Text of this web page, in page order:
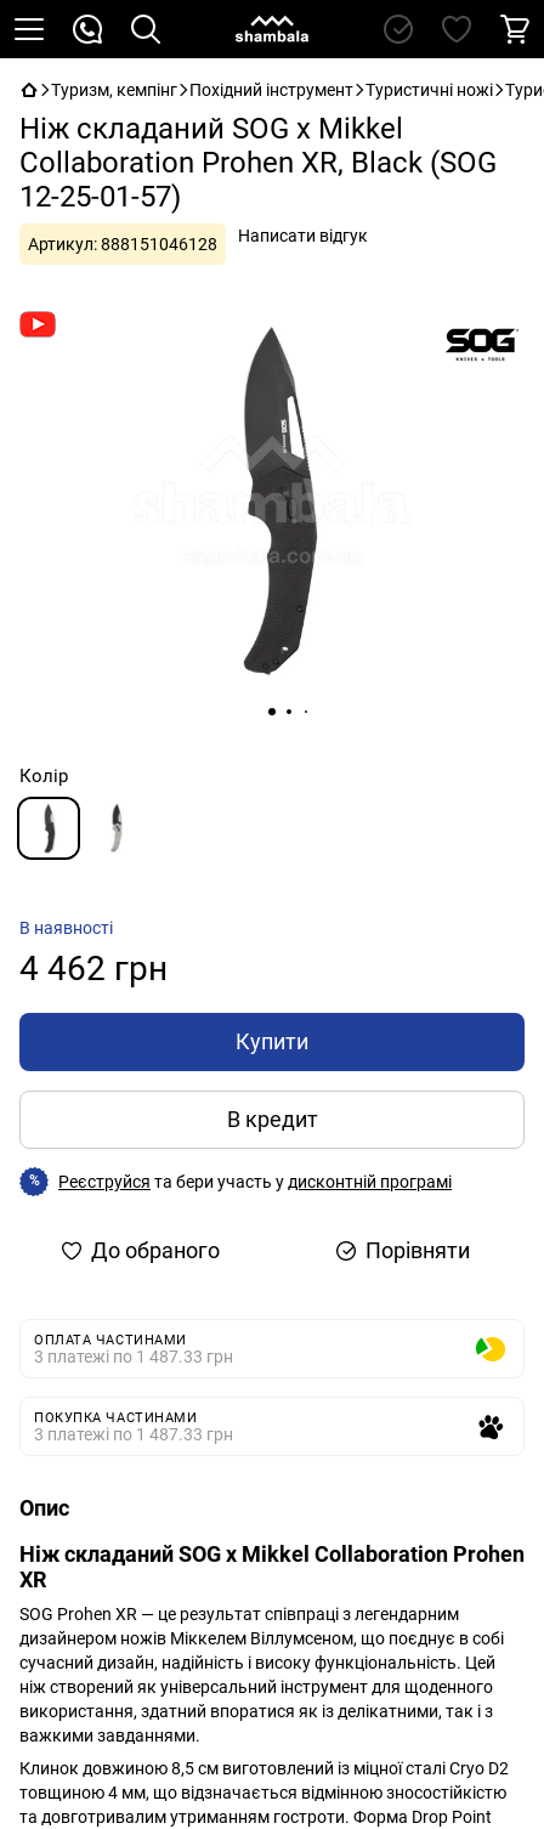
Туризм, кемпінг Похідний інструмент Туристичні ножі
Ніж складаний SOG x Mikkel
Collaboration Prohen XR, Black (SOG
12-25-01-57)
Артикул:888151046128 Написати відгук
Колір
В наявності
4 462 грн
Купити
В кредит
% Реєструйся та бери участь у дисконтній програмі
До обраного Порівняти
ОПЛАТА ЧАСТИНАМИ
3 платежі по 1 487.33 грн
ПОКУПКА ЧАСТИНАМИ
3 платежі по 1 487.33 грн
Опис
Ніж складаний SOG x Mikkel Collaboration Prohen
XR
SOG Prohen XR — це результат співпраці з легендарним
дизайнером ножів Міккелем Віллумсеном, що поєднує в собі
сучасний дизайн, надійність і високу функціональність. Цей
ніж створений як універсальний інструмент для щоденного
використання, здатний впоратися як із делікатними, так і з
важкими завданнями.
Клинок довжиною 8,5 см виготовлений із міцної сталі Cryo D2
товщиною 4 мм, що відзначається відмінною зносостійкістю
та довготривалим утриманням гостроти. Форма Drop Point